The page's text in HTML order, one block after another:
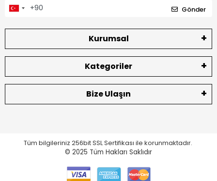
Gönder
Kurumsal
Kategoriler
Bize Ulaşın
Tüm bilgileriniz 256bit SSL Sertifikası ile korunmaktadır.
© 2025 Tüm Hakları Saklıdır